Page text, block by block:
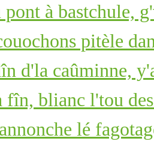
à bastchule,
pitèle
d'la caûminne,
fîn, blianc l'tou
lé